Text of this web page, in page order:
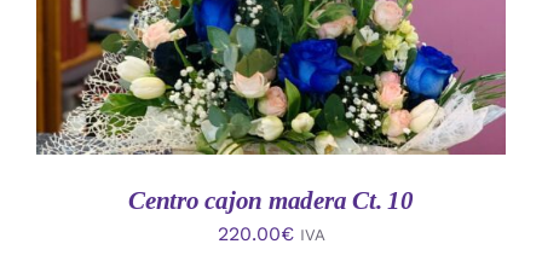
Centro cajon madera Ct. 10
220.00€ IVA